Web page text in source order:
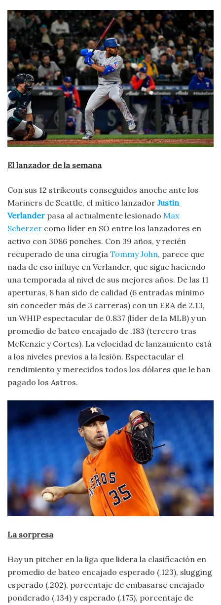
El lanzador de la semana
Con sus 12 strikeouts conseguidos anoche ante los
Mariners de Seattle, el mítico lanzador Justin
Verlander pasa al actualmente lesionado Max
Scherzer como líder en SO entre los lanzadores en
activo con 3086 ponches. Con 39 años, y recién
recuperado de una cirugía Tommy John, parece que
nada de eso influye en Verlander, que sigue haciendo
una temporada al nivel de sus mejores años. De las 11
aperturas, 8 han sido de calidad (6 entradas mínimo
sin conceder más de 3 carreras) con un ERA de 2.13,
un WHIP espectacular de 0.837 (líder de la MLB) y un
promedio de bateo encajado de .183 (tercero tras
McKenzie y Cortes). La velocidad de lanzamiento está
a los niveles previos a la lesión. Espectacular el
rendimiento y merecidos todos los dólares que le han
pagado los Astros.
La sorpresa
Hay un pitcher en la liga que lidera la clasificación en
promedio de bateo encajado esperado (.123), slugging
esperado (.202), porcentaje de embasarse encajado
ponderado (.134) y esperado (.175), porcentaje de